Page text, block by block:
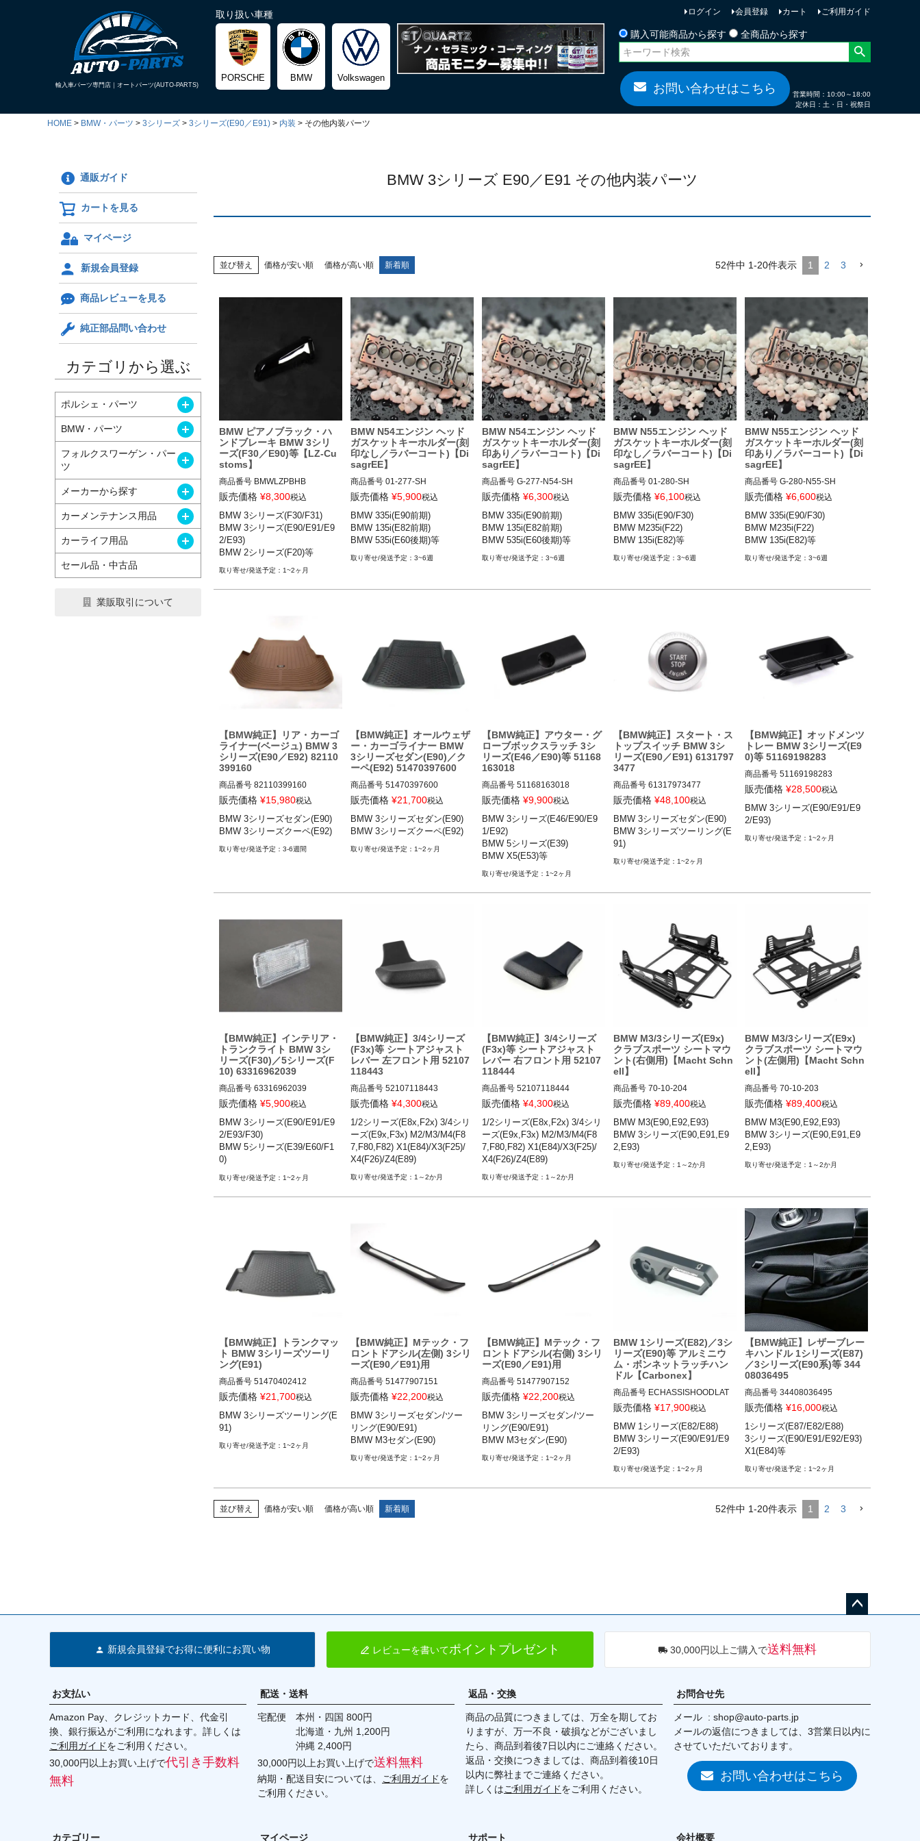
輸入車パーツ専門店｜オートパーツ(AUTO-PARTS)
取り扱い車種
PORSCHE BMW Volkswagen
ログイン 会員登録 カート
ご利用ガイド
購入可能商品から探す
全商品から探す
検索
お問い合わせはこちら
営業時間：10:00～18:00
定休日：土・日・祝祭日
HOME BMW・パーツ 3シリーズ 3シリーズ(E90／E91) 内装 その他内装パーツ
通販ガイド
カートを見る
マイページ
新規会員登録
商品レビューを見る
純正部品問い合わせ
カテゴリから選ぶ
ポルシェ・パーツ
BMW・パーツ
フォルクスワーゲン・パー
ツ
メーカーから探す
カーメンテナンス用品
カーライフ用品
セール品・中古品
業販取引について
BMW 3シリーズ E90／E91 その他内装パーツ
並び替え 価格が安い順 価格が高い順 新着順 52件中 1-20件表示 1 2 3
BMW ピアノブラック・ハ
ンドブレーキ BMW 3シリ
ーズ(F30／E90)等【LZ-Cu
stoms】
商品番号 BMWLZPBHB
04-13
BMW 2シリーズクーペ(F22/F23)
14-20
BMW 3シリーズ(E46) 98-06
BMW 3シリーズ(E90/E91/E92/E
BMW 3シリーズ(F30/F31/F34) 1
BMW 5シリーズ(E39) 95-04
BMW 5シリーズ(E60/E61) 03-1
BMW 6シリーズ(E63/E64) 03-1
BMW M2(F87) 16-21
BMW M3(E46) 00-06
BMW M3(E90/E92) 07-13
BMW M4(F82) 14-20
BMW X1(E84) 09-15
BMW X3(E83) 03-10
BMW X5(E53) 99-06
BMW X5(E70) 06-13
販売価格 ¥8,300税込
BMW 3シリーズ(F30/F31)
BMW 3シリーズ(E90/E91/E9
2/E93)
BMW 2シリーズ(F20)等
1~2ヶ月
BMW N54エンジン ヘッド
ガスケットキーホルダー(刻
印なし／ラバーコート)【Di
sagrEE】
商品番号 01-277-SH
MW N54
Engraving："N54"
Rubber Coat (removable)："YE
S"
販売価格 ¥5,900税込
BMW 335i(E90前期)
BMW 135i(E82前期)
BMW 535i(E60後期)等
3~6週
BMW N54エンジン ヘッド
ガスケットキーホルダー(刻
印あり／ラバーコート)【Di
sagrEE】
商品番号 G-277-N54-SH
MW N54
Engraving："N54"
Rubber Coat (removable)："YE
S"
en/products/n54
BMW 535i(E60後期)等
販売価格 ¥6,300税込
BMW 335i(E90前期)
BMW 135i(E82前期)
BMW 535i(E60後期)等
3~6週
BMW N55エンジン ヘッド
ガスケットキーホルダー(刻
印なし／ラバーコート)【Di
sagrEE】
商品番号 01-280-SH
MW N55
Engraving："W/O"
Rubber Coat (removable)："YE
S"
nt=46056310210827
BMW 135i(E82)等
販売価格 ¥6,100税込
BMW 335i(E90/F30)
BMW M235i(F22)
BMW 135i(E82)等
3~6週
BMW N55エンジン ヘッド
ガスケットキーホルダー(刻
印あり／ラバーコート)【Di
sagrEE】
商品番号 G-280-N55-SH
MW N55
Engraving："N55"
Rubber Coat (removable)："YE
S"
nt=46056310178059
BMW 135i(E82)等
販売価格 ¥6,600税込
BMW 335i(E90/F30)
BMW M235i(F22)
BMW 135i(E82)等
3~6週
【BMW純正】リア・カーゴ
ライナー(ベージュ) BMW 3
シリーズ(E90／E92) 82110
399160
商品番号 82110399160
12
BMW 3シリーズクーペ(E92) 07-
13
販売価格 ¥15,980税込
BMW 3シリーズセダン(E90)
BMW 3シリーズクーペ(E92)
3-6週間
【BMW純正】オールウェザ
ー・カーゴライナー BMW
3シリーズセダン(E90)／ク
ーペ(E92) 51470397600
商品番号 51470397600
12
BMW 3シリーズクーペ(E92) 07-
13
販売価格 ¥21,700税込
BMW 3シリーズセダン(E90)
BMW 3シリーズクーペ(E92)
1~2ヶ月
【BMW純正】アウター・グ
ローブボックスラッチ 3シ
リーズ(E46／E90)等 51168
163018
商品番号 51168163018
BMW 3シリーズ(E90/E91/E92)
05-13
BMW 5シリーズ(E39) 96-03
BMW X3(E83) 04-11
BMW X5(E53) 00-07
販売価格 ¥9,900税込
BMW 3シリーズ(E46/E90/E9
1/E92)
BMW 5シリーズ(E39)
BMW X5(E53)等
1~2ヶ月
【BMW純正】スタート・ス
トップスイッチ BMW 3シ
リーズ(E90／E91) 6131797
3477
商品番号 61317973477
12
BMW 3シリーズツーリング(E9
1) 05-12
販売価格 ¥48,100税込
BMW 3シリーズセダン(E90)
BMW 3シリーズツーリング(E
91)
1~2ヶ月
【BMW純正】オッドメンツ
トレー BMW 3シリーズ(E9
0)等 51169198283
商品番号 51169198283
93) 05-13
販売価格 ¥28,500税込
BMW 3シリーズ(E90/E91/E9
2/E93)
1~2ヶ月
【BMW純正】インテリア・
トランクライト BMW 3シ
リーズ(F30)／5シリーズ(F
10) 63316962039
商品番号 63316962039
93) 05-13
BMW 3シリーズ(F30) 12-19
BMW 5シリーズ(E39) 95-04
BMW 5シリーズ(E60) 03-10
BMW 5シリーズ(F10) 10-17
BMW 7シリーズ(E65/E66) 01-0
※M3、M5含む
販売価格 ¥5,900税込
BMW 3シリーズ(E90/E91/E9
2/E93/F30)
BMW 5シリーズ(E39/E60/F1
0)
6/F01/F02)
※M3、M5含む
1~2ヶ月
【BMW純正】3/4シリーズ
(F3x)等 シートアジャスト
レバー 左フロント用 52107
118443
商品番号 52107118443
2シリーズ(F2x)
3シリーズ(E9x,F3x)
4シリーズ(F3x)
M2/M3/M4(F87,F80,F82)
X1(E84)
X4(F26)
販売価格 ¥4,300税込
1/2シリーズ(E8x,F2x) 3/4シリ
ーズ(E9x,F3x) M2/M3/M4(F8
7,F80,F82) X1(E84)/X3(F25)/
X4(F26)/Z4(E89)
1～2か月
【BMW純正】3/4シリーズ
(F3x)等 シートアジャスト
レバー 右フロント用 52107
118444
商品番号 52107118444
2シリーズ(F2x)
3シリーズ(E9x,F3x)
4シリーズ(F3x)
M2/M3/M4(F87,F80,F82)
X1(E84)
X4(F26)
販売価格 ¥4,300税込
1/2シリーズ(E8x,F2x) 3/4シリ
ーズ(E9x,F3x) M2/M3/M4(F8
7,F80,F82) X1(E84)/X3(F25)/
X4(F26)/Z4(E89)
1～2か月
BMW M3/3シリーズ(E9x)
クラブスポーツ シートマウ
ント(右側用)【Macht Schn
ell】
商品番号 70-10-204
BMW M3(E90,E92,E93) 07-14
BMW 3シリーズ(E90,E91,E92,E
93) 05-12
販売価格 ¥89,400税込
BMW M3(E90,E92,E93)
BMW 3シリーズ(E90,E91,E9
2,E93)
1～2か月
BMW M3/3シリーズ(E9x)
クラブスポーツ シートマウ
ント(左側用)【Macht Schn
ell】
商品番号 70-10-203
BMW M3(E90,E92,E93) 07-14
BMW 3シリーズ(E90,E91,E92,E
93) 05-12
販売価格 ¥89,400税込
BMW M3(E90,E92,E93)
BMW 3シリーズ(E90,E91,E9
2,E93)
1～2か月
【BMW純正】トランクマッ
ト BMW 3シリーズツーリ
ング(E91)
商品番号 51470402412
1) 06-12
販売価格 ¥21,700税込
BMW 3シリーズツーリング(E
91)
1~2ヶ月
【BMW純正】Mテック・フ
ロントドアシル(左側) 3シリ
ーズ(E90／E91)用
商品番号 51477907151
グ(E90/E91) 05-12
BMW M3セダン(E90) 08-11
販売価格 ¥22,200税込
BMW 3シリーズセダン/ツー
リング(E90/E91)
BMW M3セダン(E90)
1~2ヶ月
【BMW純正】Mテック・フ
ロントドアシル(右側) 3シリ
ーズ(E90／E91)用
商品番号 51477907152
グ(E90/E91) 05-12
BMW M3セダン(E90) 08-11
販売価格 ¥22,200税込
BMW 3シリーズセダン/ツー
リング(E90/E91)
BMW M3セダン(E90)
1~2ヶ月
BMW 1シリーズ(E82)／3シ
リーズ(E90)等 アルミニウ
ム・ボンネットラッチハン
ドル【Carbonex】
商品番号 ECHASSISHOODLAT
C
BMW 1シリーズ(E82/E88) 10-1
4
BMW 3シリーズ(E90/E91/E92/E
販売価格 ¥17,900税込
BMW 1シリーズ(E82/E88)
BMW 3シリーズ(E90/E91/E9
2/E93)
1~2ヶ月
【BMW純正】レザーブレー
キハンドル 1シリーズ(E87)
／3シリーズ(E90系)等 344
08036495
商品番号 34408036495
34408036495
1シリーズ(E82/E87/E88) 08-13
3シリーズ(E90/E91/E92/E93) 0
7-13
5シリーズ(E60/E61) 06-10
X1(E84) 13-15
X3(E83) 04-06
Z4(E85/E86) 03-08
販売価格 ¥16,000税込
1シリーズ(E87/E82/E88)
3シリーズ(E90/E91/E92/E93)
X1(E84)等
1~2ヶ月
並び替え 価格が安い順 価格が高い順 新着順 52件中 1-20件表示 1 2 3
へ
新規会員登録でお得に便利にお買い物 レビューを書いてポイントプレゼント 30,000円以上ご購入で送料無料
お支払い
Amazon Pay、クレジットカード、代金引
換、銀行振込がご利用になれます。詳しくは
ご利用ガイドをご利用ください。
30,000円以上お買い上げで代引き手数料
無料
配送・送料
宅配便 本州・四国 800円
北海道・九州 1,200円
沖縄 2,400円
30,000円以上お買い上げで送料無料
納期・配送目安については、 ご利用ガイドを
ご利用ください。
返品・交換
商品の品質につきましては、万全を期してお
りますが、万一不良・破損などがございまし
たら、商品到着後7日以内にご連絡ください。
返品・交換につきましては、商品到着後10日
以内に弊社までご連絡ください。
詳しくはご利用ガイドをご利用ください。
お問合せ先
メール
shop@auto-parts.jp
メールの返信につきましては、3営業日以内に
させていただいております。
お問い合わせはこちら
カテゴリー マイページ サポート 会社概要